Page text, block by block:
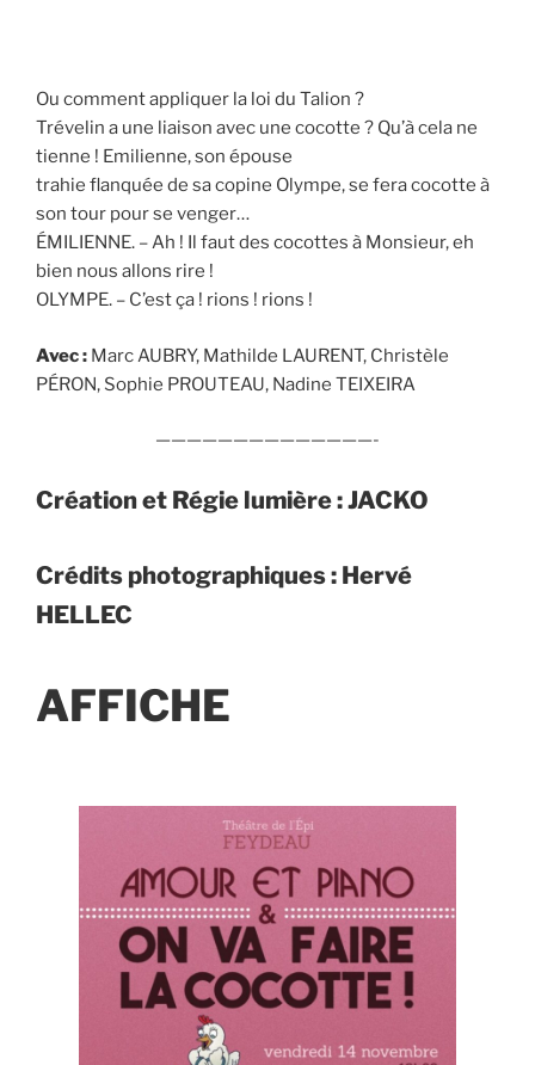
Ou comment appliquer la loi du Talion ?
Trévelin a une liaison avec une cocotte ? Qu’à cela ne
tienne ! Emilienne, son épouse
trahie flanquée de sa copine Olympe, se fera cocotte à
son tour pour se venger…
ÉMILIENNE. – Ah ! Il faut des cocottes à Monsieur, eh
bien nous allons rire !
OLYMPE. – C’est ça ! rions ! rions !
Avec : Marc AUBRY, Mathilde LAURENT, Christèle
PÉRON, Sophie PROUTEAU, Nadine TEIXEIRA
——————————————-
Création et Régie lumière : JACKO
Crédits photographiques : Hervé
HELLEC
AFFICHE